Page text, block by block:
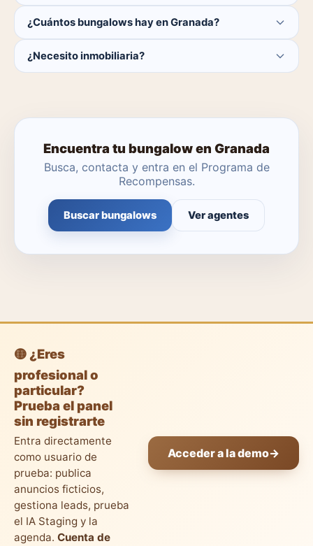
¿Cuántos bungalows hay en Granada?
El catálogo se actualiza a diario.
¿Necesito inmobiliaria?
Encuentra tu bungalow en Granada
Busca, contacta y entra en el Programa de
Recompensas.
Buscar bungalows Ver agentes
🟡 ¿Eres
profesional o
particular?
Prueba el panel
sin registrarte
Entra directamente
como usuario de
prueba: publica
anuncios ficticios,
gestiona leads, prueba
el IA Staging y la
agenda. Cuenta de
Acceder a la demo→